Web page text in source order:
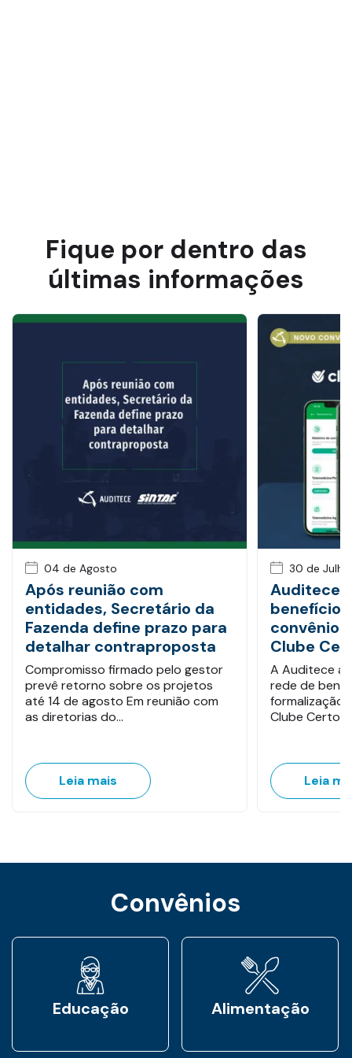
Fique por dentro das
últimas informações
04 de Agosto
Após reunião com
entidades, Secretário da
Fazenda define prazo para
detalhar contraproposta
Compromisso firmado pelo gestor
prevê retorno sobre os projetos
até 14 de agosto Em reunião com
as diretorias do…
Leia mais
Notícia
30 de Julho
Auditece
convênio
Clube
A Auditece
rede de
formalização
Clube Certo,
Leia
Convênios
Educação Alimentação